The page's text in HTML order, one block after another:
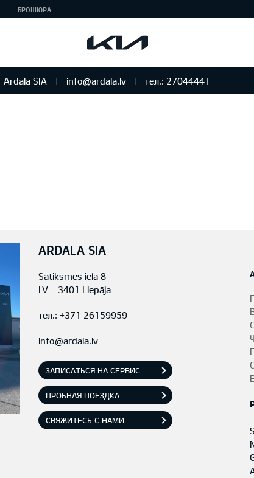
БРОШЮРА
Ardala SIA info@ardala.lv тел.: 27044441
ARDALA SIA
Satiksmes iela 8
LV - 3401 Liepāja
тел.: +371 26159959
info@ardala.lv
ЗАПИСАТЬСЯ НА СЕРВИС
ПРОБНАЯ ПОЕЗДКА
СВЯЖИТЕСЬ С НАМИ